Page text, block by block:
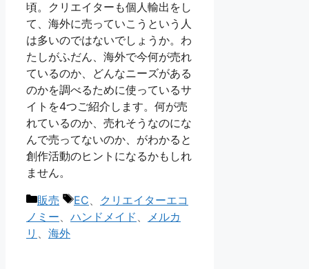
頃。クリエイターも個人輸出をし
て、海外に売っていこうという人
は多いのではないでしょうか。わ
たしがふだん、海外で今何が売れ
ているのか、どんなニーズがある
のかを調べるために使っているサ
イトを4つご紹介します。何が売
れているのか、売れそうなのにな
んで売ってないのか、がわかると
創作活動のヒントになるかもしれ
ません。
カ
テ
販売
タ
グ
EC、 クリエイターエコ
ノミー、 ハンドメイド 、 メルカ
リ 、 海外